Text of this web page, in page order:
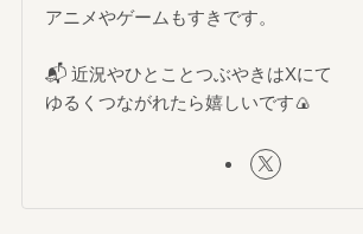
アニメやゲームもすきです。
📬 近況やひとことつぶやきはXにて
ゆるくつながれたら嬉しいです🍙